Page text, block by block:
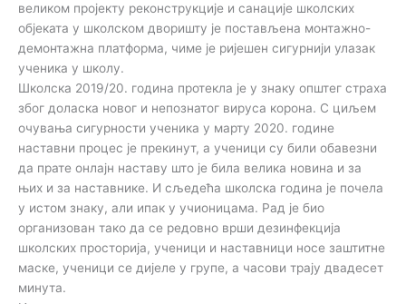
великом пројекту реконструкције и санације школских
објеката у школском дворишту је постављена монтажно-
демонтажна платформа, чиме је ријешен сигурнији улазак
ученика у школу.
Школска 2019/20. година протекла је у знаку општег страха
због доласка новог и непознатог вируса корона. С циљем
очувања сигурности ученика у марту 2020. године
наставни процес је прекинут, а ученици су били обавезни
да прате онлајн наставу што је била велика новина и за
њих и за наставнике. И сљедећа школска година је почела
у истом знаку, али ипак у учионицама. Рад је био
организован тако да се редовно врши дезинфекција
школских просторија, ученици и наставници носе заштитне
маске, ученици се дијеле у групе, а часови трају двадесет
минута.